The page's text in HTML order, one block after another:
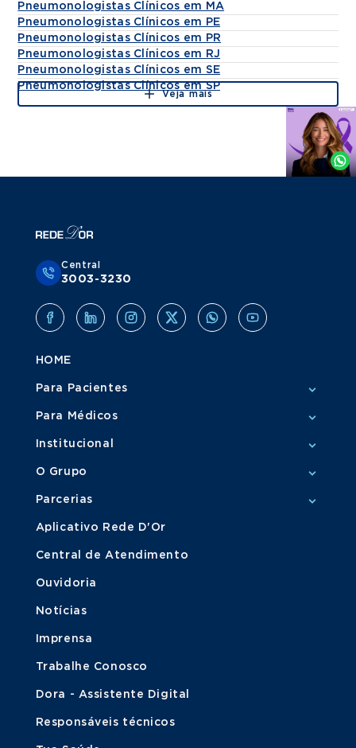
Pneumonologistas Clínicos em MA
Pneumonologistas Clínicos em PE
Pneumonologistas Clínicos em PR
Pneumonologistas Clínicos em RJ
Pneumonologistas Clínicos em SE
Pneumonologistas Clínicos em SP
Veja mais
Agende
Whatsapp
Central
3003-3230
HOME
Para Pacientes
Para Médicos
Institucional
O Grupo
Parcerias
Aplicativo Rede D'Or
Central de Atendimento
Ouvidoria
Notícias
Imprensa
Trabalhe Conosco
Dora - Assistente Digital
Responsáveis técnicos